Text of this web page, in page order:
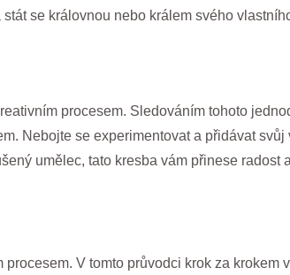
se královnou nebo králem svého
procesem. Sledováním tohoto
Nebojte se experimentovat a přidávat
umělec, tato kresba vám přinese radost
V tomto průvodci krok za krokem